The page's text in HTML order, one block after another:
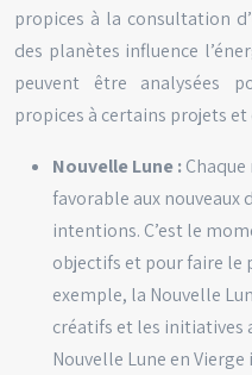
propices à la consultation
des planètes influence
peuvent être analysées
propices à certains projets et
Nouvelle Lune :
favorable aux nouveaux
intentions. C’est le
objectifs et pour faire le
exemple, la Nouvelle
créatifs et les initiatives
Nouvelle Lune en